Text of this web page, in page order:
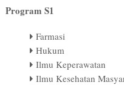
Program S1
Farmasi
Hukum
Ilmu Keperawatan
Ilmu Kesehatan